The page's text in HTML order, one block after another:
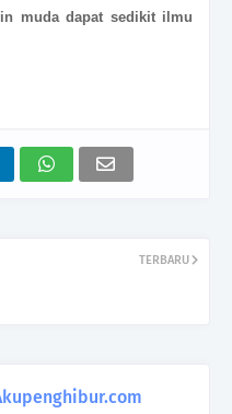
muda dapat sedikit ilmu
TERBARU